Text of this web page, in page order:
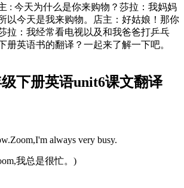
: 今天为什么是你来购物？莎拉：我妈妈
以今天是我来购物。店主：好姑娘！那你
拉：我经常看电视以及和我爸爸打乒乓
册英语书的翻译？一起来了解一下吧。
下册英语unit6课文翻译
always very busy.
我总是很忙。)